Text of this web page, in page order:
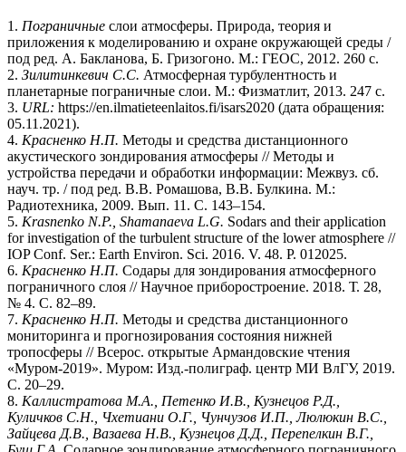
1. Пограничные слои атмосферы. Природа, теория и
приложения к моделированию и охране окружающей среды /
под ред. А. Бакланова, Б. Гризогоно. М.: ГЕОС, 2012. 260 с.
2. Зилитинкевич С.С. Атмосферная турбулентность и
планетарные пограничные слои. М.: Физматлит, 2013. 247 с.
3. URL: https://en.ilmatieteenlaitos.fi/isars2020 (дата обращения:
05.11.2021).
4. Красненко Н.П. Методы и средства дистанционного
акустического зондирования атмосферы // Методы и
устройства передачи и обработки информации: Межвуз. сб.
науч. тр. / под ред. В.В. Ромашова, В.В. Булкина. М.:
Радиотехника, 2009. Вып. 11. С. 143–154.
5. Krasnenko N.P., Shamanaeva L.G. Sodars and their application
for investigation of the turbulent structure of the lower atmosphere //
IOP Conf. Ser.: Earth Environ. Sci. 2016. V. 48. P. 012025.
6. Красненко Н.П. Содары для зондирования атмосферного
пограничного слоя // Научное приборостроение. 2018. Т. 28,
№ 4. С. 82–89.
7. Красненко Н.П. Методы и средства дистанционного
мониторинга и прогнозирования состояния нижней
тропосферы // Всерос. открытые Армандовские чтения
«Муром-2019». Муром: Изд.-полиграф. центр МИ ВлГУ, 2019.
С. 20–29.
8. Каллистратова М.А., Петенко И.В., Кузнецов Р.Д.,
Куличков С.Н., Чхетиани О.Г., Чунчузов И.П., Люлюкин В.С.,
Зайцева Д.В., Вазаева Н.В., Кузнецов Д.Д., Перепелкин В.Г.,